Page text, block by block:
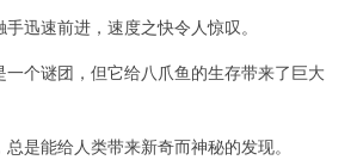
速前进，速度之快令人惊叹。
个谜团，但它给八爪鱼的生存带来了巨大
能给人类带来新奇而神秘的发现。